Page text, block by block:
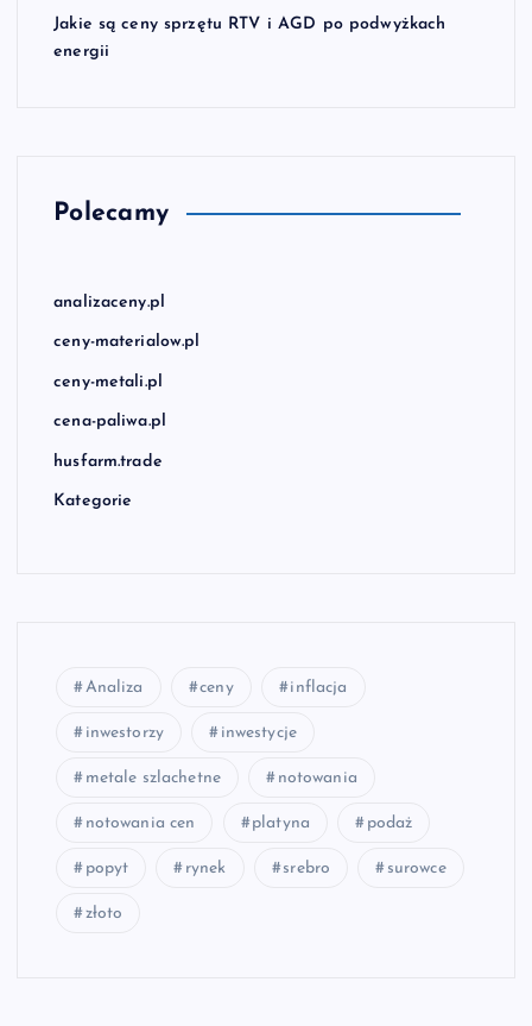
Jakie są ceny sprzętu RTV i AGD po podwyżkach
energii
Polecamy
analizaceny.pl
ceny-materialow.pl
ceny-metali.pl
cena-paliwa.pl
husfarm.trade
Kategorie
Analiza ceny inflacja
inwestorzy inwestycje
metale szlachetne notowania
notowania cen platyna podaż
popyt rynek srebro surowce
złoto